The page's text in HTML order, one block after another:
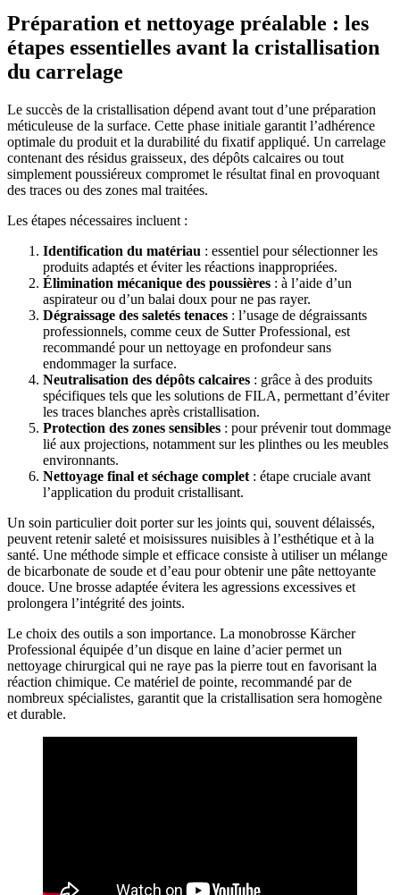
Préparation et nettoyage préalable : les
étapes essentielles avant la cristallisation
du carrelage
Le succès de la cristallisation dépend avant tout d’une préparation
méticuleuse de la surface. Cette phase initiale garantit l’adhérence
optimale du produit et la durabilité du fixatif appliqué. Un carrelage
contenant des résidus graisseux, des dépôts calcaires ou tout
simplement poussiéreux compromet le résultat final en provoquant
des traces ou des zones mal traitées.
Les étapes nécessaires incluent :
Identification du matériau : essentiel pour sélectionner les
produits adaptés et éviter les réactions inappropriées.
Élimination mécanique des poussières : à l’aide d’un
aspirateur ou d’un balai doux pour ne pas rayer.
Dégraissage des saletés tenaces : l’usage de dégraissants
professionnels, comme ceux de Sutter Professional, est
recommandé pour un nettoyage en profondeur sans
endommager la surface.
Neutralisation des dépôts calcaires : grâce à des produits
spécifiques tels que les solutions de FILA, permettant d’éviter
les traces blanches après cristallisation.
Protection des zones sensibles : pour prévenir tout dommage
lié aux projections, notamment sur les plinthes ou les meubles
environnants.
Nettoyage final et séchage complet : étape cruciale avant
l’application du produit cristallisant.
Un soin particulier doit porter sur les joints qui, souvent délaissés,
peuvent retenir saleté et moisissures nuisibles à l’esthétique et à la
santé. Une méthode simple et efficace consiste à utiliser un mélange
de bicarbonate de soude et d’eau pour obtenir une pâte nettoyante
douce. Une brosse adaptée évitera les agressions excessives et
prolongera l’intégrité des joints.
Le choix des outils a son importance. La monobrosse Kärcher
Professional équipée d’un disque en laine d’acier permet un
nettoyage chirurgical qui ne raye pas la pierre tout en favorisant la
réaction chimique. Ce matériel de pointe, recommandé par de
nombreux spécialistes, garantit que la cristallisation sera homogène
et durable.